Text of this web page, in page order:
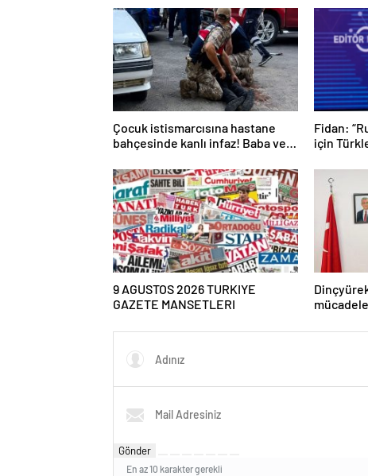
Çocuk istismarcısına hastane
bahçesinde kanlı infaz! Baba ve
Fidan:
için
9 AGUSTOS 2026 TURKIYE
GAZETE MANSETLERI
en güçlü
Gönder
En az 10 karakter gerekli